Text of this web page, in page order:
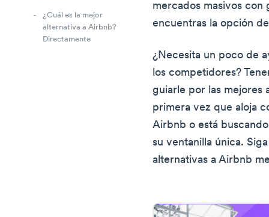
¿Cuál es la mejor
alternativa a Airbnb?
Directamente
mercados masivos con
encuentras la opción
¿Necesita un poco de
los competidores?
guiarle por las mejores
primera vez que aloja
Airbnb o está
su ventanilla única.
alternativas a Airbnb